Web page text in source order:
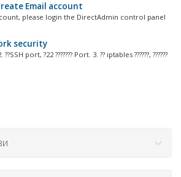
Email account
please login the DirectAdmin control panel
security
port, ?22 ??????? Port. 3. ?? iptables ??????, ??????